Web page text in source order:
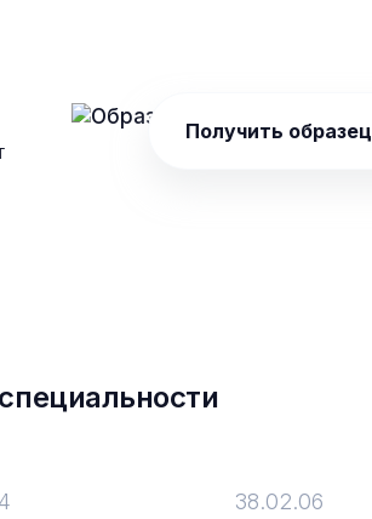
Получить образец
38.02.06